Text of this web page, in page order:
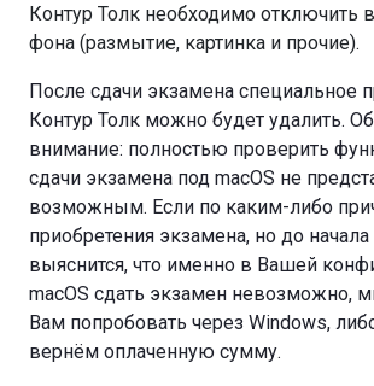
Контур Толк необходимо отключить
фона (размытие, картинка и прочие).
После сдачи экзамена специальное
Контур Толк можно будет удалить.
внимание: полностью проверить
сдачи экзамена под macOS не
возможным. Если по каким-либо
приобретения экзамена, но до начала
выяснится, что именно в Вашей
macOS сдать экзамен невозможно,
Вам попробовать через Windows,
вернём оплаченную сумму.